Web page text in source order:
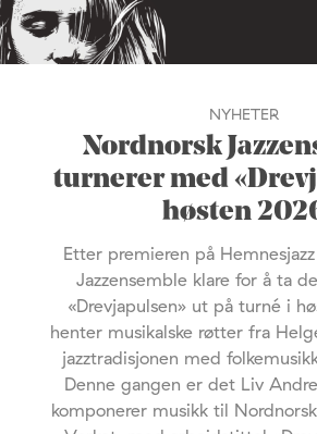
NYHETER
Nordnorsk
turnerer med
høsten
Etter premieren på
Jazzensemble klare for å ta
«Drevjapulsen» ut på turné i
henter musikalske røtter fra
jazztradisjonen med
Denne gangen er det Liv
komponerer musikk til